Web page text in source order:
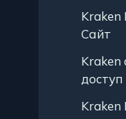
Сайт
Kraken
доступ
Kraken